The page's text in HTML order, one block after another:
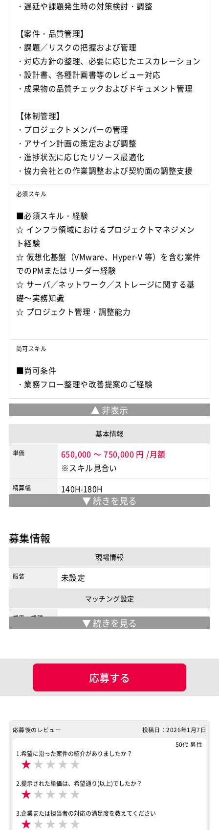
・遅延や課題発生時の対策検討・調整
【案件・品質管理】
・課題／リスクの把握および管理
・対応方針の整理、必要に応じたエスカレーション
・設計書、各種計画書等のレビュー対応
・成果物の品質チェックおよびドキュメント管理
【体制管理】
・プロジェクトメンバーの管理
・アサイン計画の策定および調整
・進捗状況に応じたリソース最適化
・協力会社との作業調整および契約面の調整支援
必須スキル
■必須スキル・経験
☆ インフラ領域におけるプロジェクトマネジメン
ト経験
☆ 仮想化基盤（VMware、Hyper-V 等）を含む案件
でのPMまたはリーダー経験
☆ サーバ／ネットワーク／ストレージに関する基
礎～実務知識
☆ プロジェクト管理・調整能力
尚可スキル
■尚可条件
・業務フロー整理や改善提案のご経験
基本情報
単価 650,000 ～750,000 円 /月額
※スキル見合い
精算幅 140H-180H
勤務地 東京駅 または 八丁堀駅 周辺
契約形態
募集情報
現場情報
服装 未設定
マッチング設定
業界・業種
VMware
案件ID：648950
応募する
応募後のレビュー
投稿日：2026年1月7日
50代 男性
1.希望に沿った案件の紹介がありましたか？
★ ★ ★ ★ ★
2.提示された単価は、希望通り(以上)でしたか？
★ ★ ★ ★ ★
3.企業または担当者の対応の満足度を教えてください
★ ★ ★ ★ ★